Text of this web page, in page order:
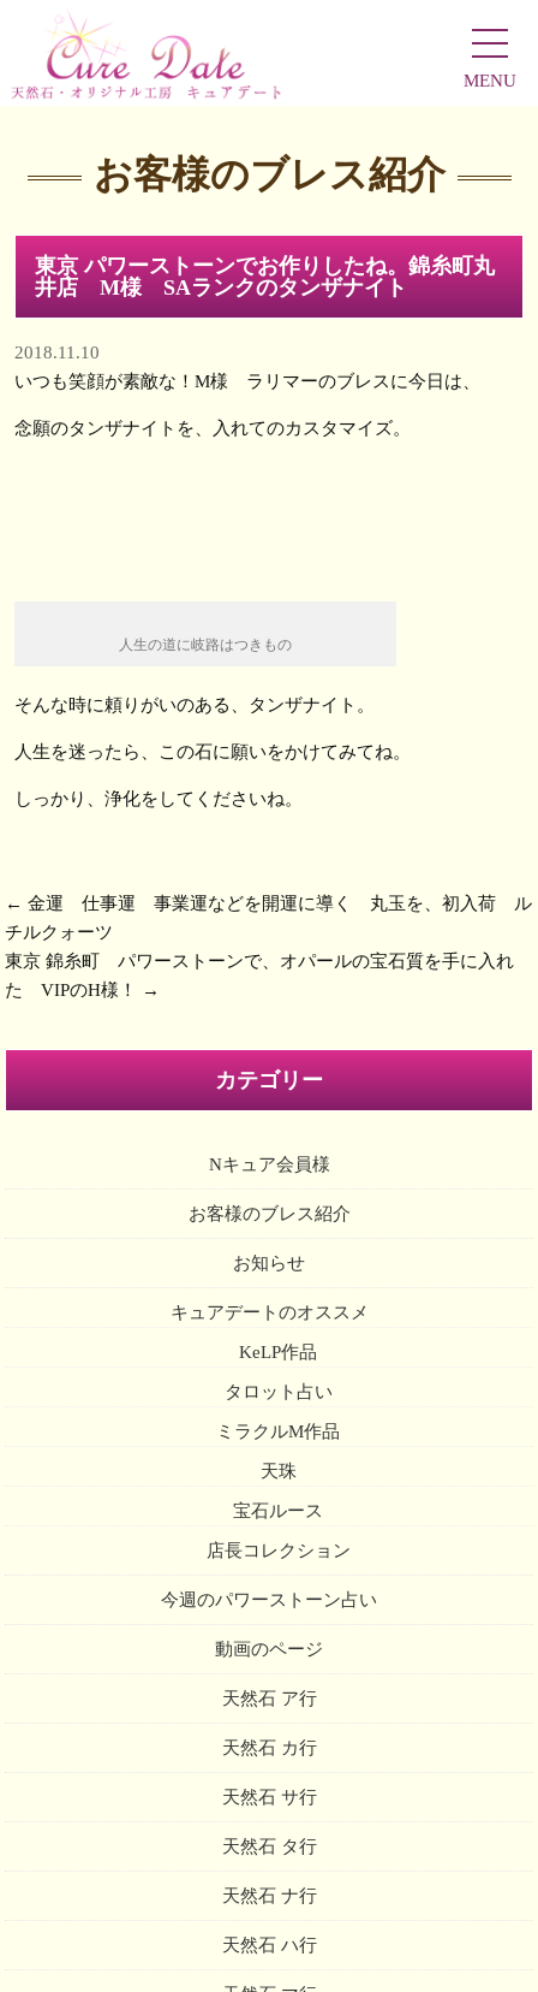
MENU
お客様のブレス紹介
東京 パワーストーンでお作りしたね。錦糸町丸
井店 M様 SAランクのタンザナイト
2018.11.10
いつも笑顔が素敵な！M様 ラリマーのブレスに今日は、
念願のタンザナイトを、入れてのカスタマイズ。
人生の道に岐路はつきもの
そんな時に頼りがいのある、タンザナイト。
人生を迷ったら、この石に願いをかけてみてね。
しっかり、浄化をしてくださいね。
←金運 仕事運 事業運などを開運に導く 丸玉を、初入荷 ル
チルクォーツ
東京 錦糸町 パワーストーンで、オパールの宝石質を手に入れ
た VIPのH様！
→
カテゴリー
Nキュア会員様
お客様のブレス紹介
お知らせ
キュアデートのオススメ
KeLP作品
タロット占い
ミラクルM作品
天珠
宝石ルース
店長コレクション
今週のパワーストーン占い
動画のページ
天然石 ア行
天然石 カ行
天然石 サ行
天然石 タ行
天然石 ナ行
天然石 ハ行